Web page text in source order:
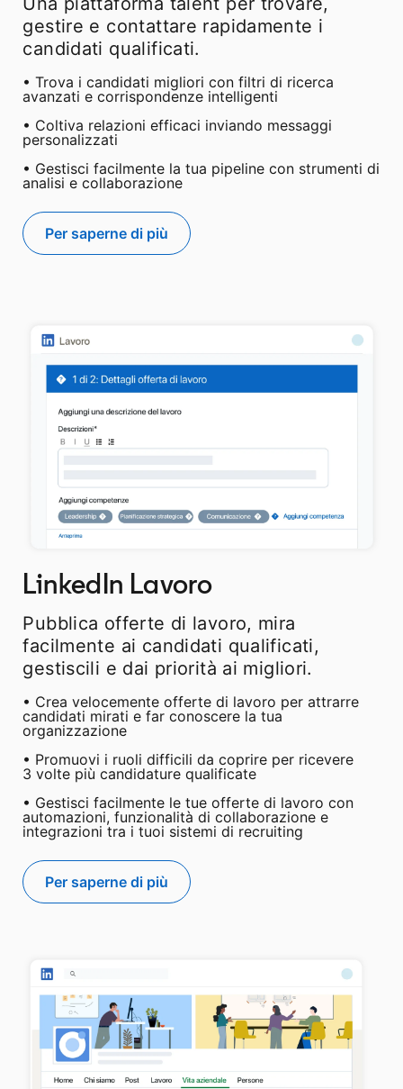
gestire e contattare rapidamente i
candidati qualificati.
• Trova i candidati migliori con filtri di ricerca
avanzati e corrispondenze intelligenti
• Coltiva relazioni efficaci inviando messaggi
personalizzati
• Gestisci facilmente la tua pipeline con strumenti di
analisi e collaborazione
Per saperne di più
LinkedIn Lavoro
Pubblica offerte di lavoro, mira
facilmente ai candidati qualificati,
gestiscili e dai priorità ai migliori.
• Crea velocemente offerte di lavoro per attrarre
candidati mirati e far conoscere la tua
organizzazione
• Promuovi i ruoli difficili da coprire per ricevere
3 volte più candidature qualificate
• Gestisci facilmente le tue offerte di lavoro con
automazioni, funzionalità di collaborazione e
integrazioni tra i tuoi sistemi di recruiting
Per saperne di più